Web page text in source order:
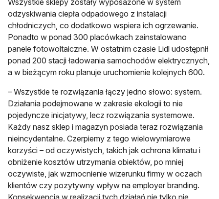
Wszystkie sklepy zostały wyposażone w system
odzyskiwania ciepła odpadowego z instalacji
chłodniczych, co dodatkowo wspiera ich ogrzewanie.
Ponadto w ponad 300 placówkach zainstalowano
panele fotowoltaiczne. W ostatnim czasie Lidl udostępnił
ponad 200 stacji ładowania samochodów elektrycznych,
a w bieżącym roku planuje uruchomienie kolejnych 600.
– Wszystkie te rozwiązania łączy jedno słowo: system.
Działania podejmowane w zakresie ekologii to nie
pojedyncze inicjatywy, lecz rozwiązania systemowe.
Każdy nasz sklep i magazyn posiada teraz rozwiązania
nieincydentalne. Czerpiemy z tego wielowymiarowe
korzyści – od oczywistych, takich jak ochrona klimatu i
obniżenie kosztów utrzymania obiektów, po mniej
oczywiste, jak wzmocnienie wizerunku firmy w oczach
klientów czy pozytywny wpływ na employer branding.